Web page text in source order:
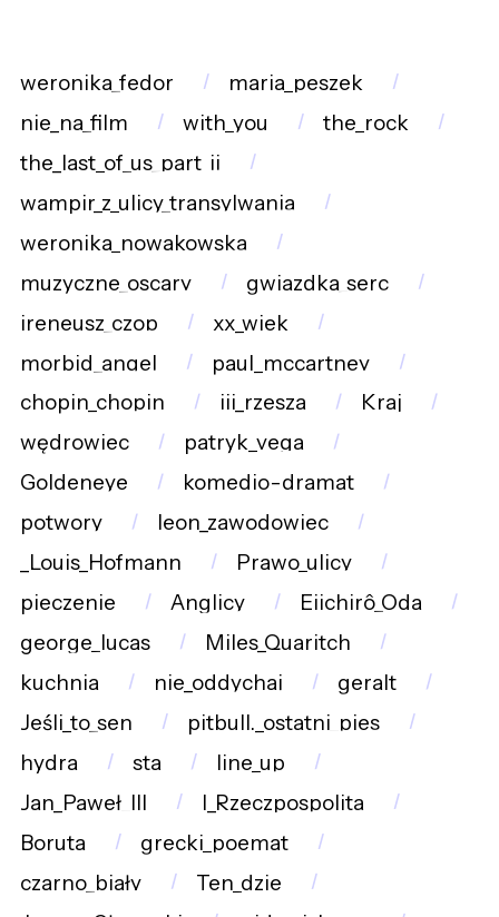
weronika_fedor
maria_peszek
nie_na_film
with_you
the_rock
the_last_of_us_part_ii
wampir_z_ulicy_transylwania
weronika_nowakowska
muzyczne_oscary
gwiazdka_serc
ireneusz_czop
xx_wiek
morbid_angel
paul_mccartney
chopin_chopin
iii_rzesza
Kraj
wędrowiec
patryk_vega
Goldeneye
komedio-dramat
potwory
leon_zawodowiec
_Louis_Hofmann
Prawo_ulicy
pieczenie
Anglicy
Eiichirô_Oda
george_lucas
Miles_Quaritch
kuchnia
nie_oddychaj
geralt
Jeśli_to_sen
pitbull._ostatni_pies
hydra
sta
line_up
Jan_Paweł_III
I_Rzeczpospolita
Boruta
grecki_poemat
czarno_biały
Ten_dzie